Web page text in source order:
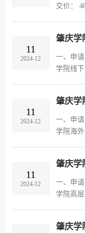
交价：
不予受
11
2024-12
一、申
学院线
赴指定
11
2024-12
一、申
学院海
的海外
11
2024-12
一、申
学院高
人才网”